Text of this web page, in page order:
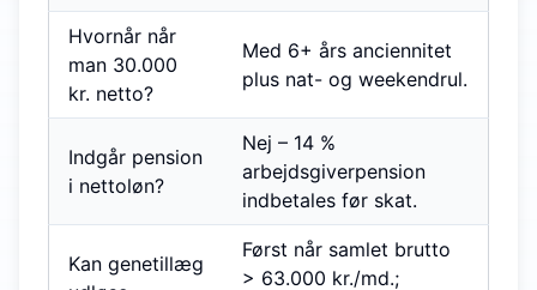
Hvornår når
man 30.000
kr. netto?
Med 6+ års anciennitet
plus nat- og weekendrul.
Indgår pension
i nettoløn?
Nej – 14 %
arbejdsgiverpension
indbetales før skat.
Kan genetillæg
Først når samlet brutto
> 63.000 kr./md.;